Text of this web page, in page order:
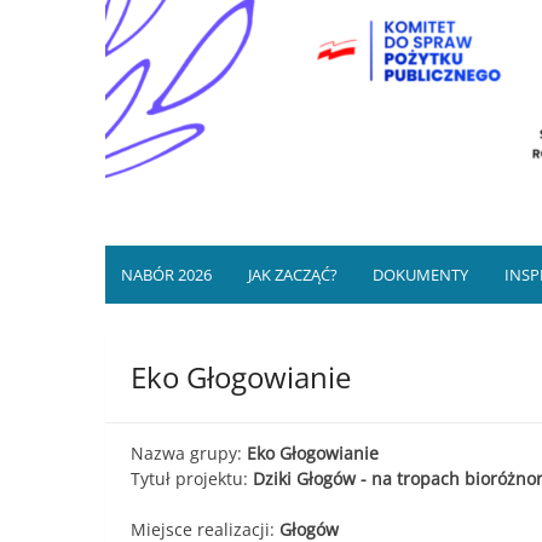
NGO,
NABÓR 2026 JAK ZACZĄĆ? DOKUMENTY
Eko Głogowianie
Nazwa grupy: Eko Głogowianie
Tytuł projektu: Dziki Głogów - na tropach
Miejsce realizacji: Głogów